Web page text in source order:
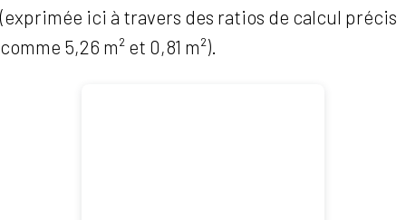
(exprimée ici à travers des ratios de calcul précis
comme 5,26 m² et 0,81 m²).